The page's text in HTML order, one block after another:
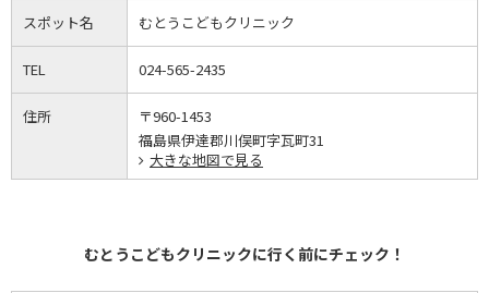
スポット名 むとうこどもクリニック
TEL 024-565-2435
住所
〒960-1453
福島県伊達郡川俣町字瓦町31
大きな地図で見る
むとうこどもクリニックに行く前にチェック！